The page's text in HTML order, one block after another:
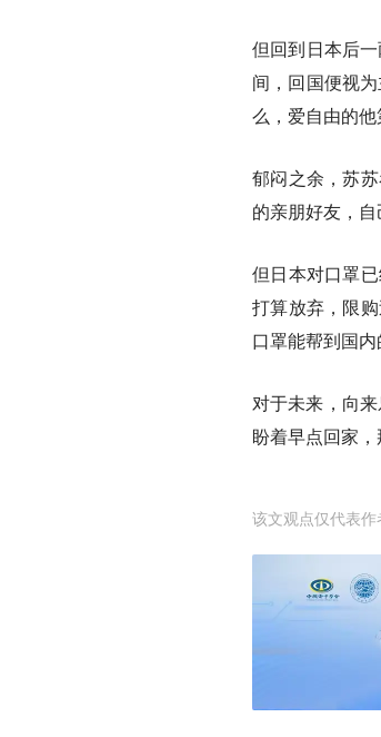
但回到日本后
间，回国便视
么，爱自由的他
郁闷之余，苏
的亲朋好友，
但日本对口罩
打算放弃，限
口罩能帮到国
对于未来，向
盼着早点回家，
该文观点仅代表作